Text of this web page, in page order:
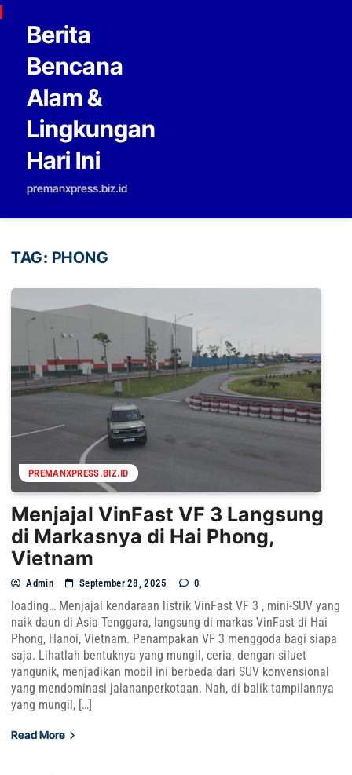
Skip to content
Berita
Bencana
Alam &
Lingkungan
Hari Ini
premanxpress.biz.id
TAG: PHONG
PREMANXPRESS.BIZ.ID
Menjajal VinFast VF 3 Langsung
di Markasnya di Hai Phong,
Vietnam
Admin September 28, 2025 0
loading… Menjajal kendaraan listrik VinFast VF 3 , mini-SUV yang
naik daun di Asia Tenggara, langsung di markas VinFast di Hai
Phong, Hanoi, Vietnam. Penampakan VF 3 menggoda bagi siapa
saja. Lihatlah bentuknya yang mungil, ceria, dengan siluet
yangunik, menjadikan mobil ini berbeda dari SUV konvensional
yang mendominasi jalananperkotaan. Nah, di balik tampilannya
yang mungil, […]
Read More